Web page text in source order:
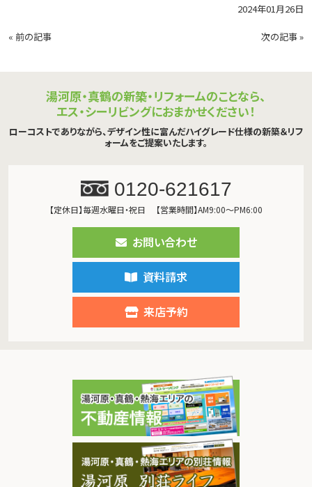
2024年01月26日
« 前の記事 次の記事»
湯河原・真鶴の新築・リフォームのことなら、
エス・シーリビングにおまかせください！
ローコストでありながら、デザイン性に富んだハイグレード仕様の新築＆リフ
ォームをご提案いたします。
0120-621617
【定休日】毎週水曜日・祝日 【営業時間】AM9:00～PM6:00
お問い合わせ
資料請求
来店予約